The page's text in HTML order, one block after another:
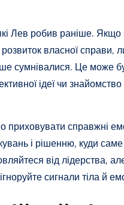
Лев робив раніше.
власної справи,
сумнівалися. Це може
ідеї чи
справжні
і рішенню, куди
від лідерства,
сигнали тіла й